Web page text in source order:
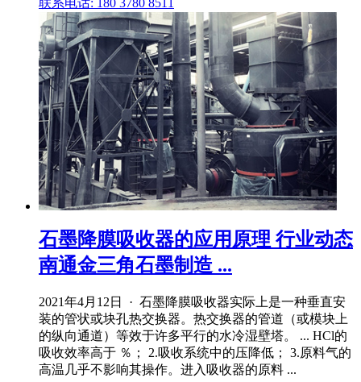
联系电话: 180 3780 8511
石墨降膜吸收器的应用原理 行业动态
南通金三角石墨制造 ...
2021年4月12日 · 石墨降膜吸收器实际上是一种垂直安
装的管状或块孔热交换器。热交换器的管道（或模块上
的纵向通道）等效于许多平行的水冷湿壁塔。 ... HCl的
吸收效率高于 ％； 2.吸收系统中的压降低； 3.原料气的
高温几乎不影响其操作。进入吸收器的原料 ...